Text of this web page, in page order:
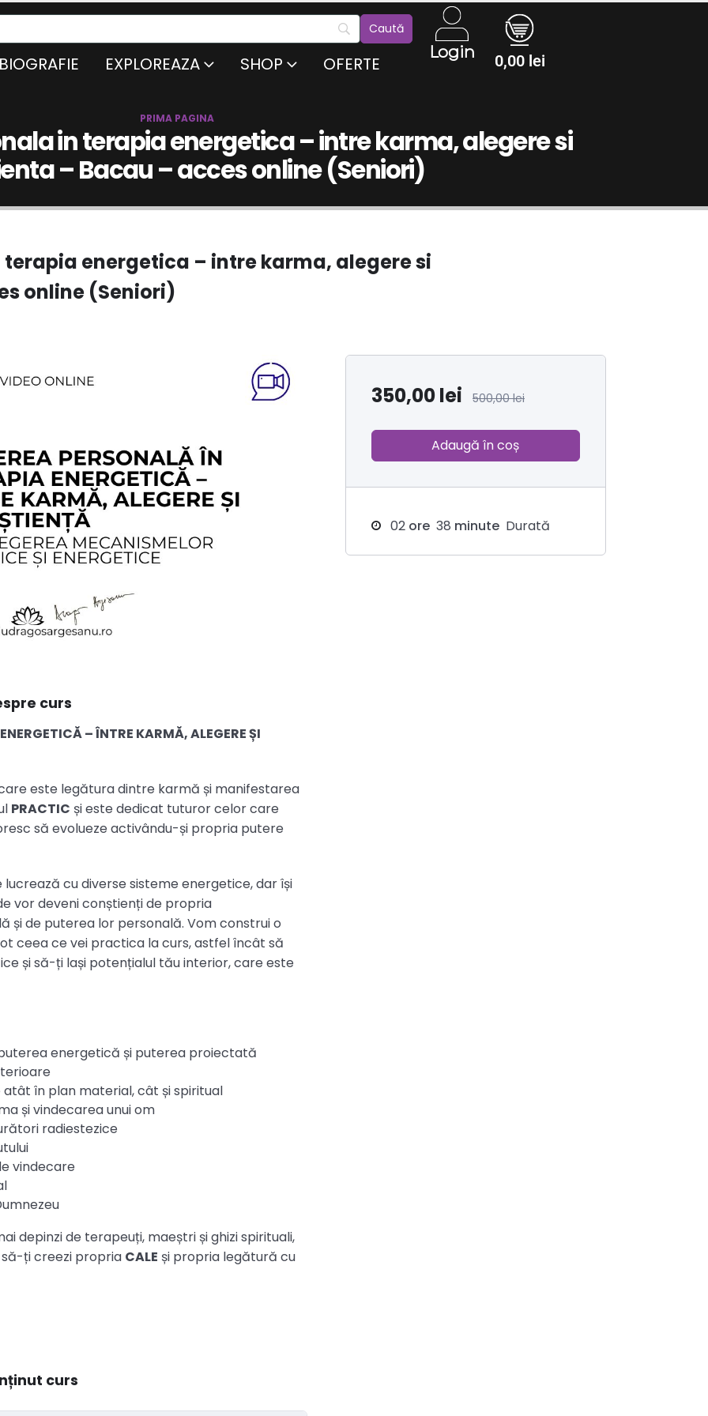
EXPLOREAZA SHOP OFERTE
Login 0,00 lei
PRIMA PAGINA
in terapia energetica – intre karma, alegere si
– Bacau – acces online (Seniori)
energetica – intre karma, alegere si
online (Seniori)
curs
– ÎNTRE KARMĂ, ALEGERE ȘI
este legătura dintre karmă și manifestarea
PRACTIC și este dedicat tuturor celor care
să evolueze activându-și propria putere
cu diverse sisteme energetice, dar își
vor deveni conștienți de propria
și de puterea lor personală. Vom construi o
ceea ce vei practica la curs, astfel încât să
și să-ți lași potențialul tău interior, care este
energetică și puterea proiectată
în plan material, cât și spiritual
și vindecarea unui om
radiestezice
vindecare
depinzi de terapeuți, maeștri și ghizi spirituali,
să-ți creezi propria CALE și propria legătură cu
curs
350,00lei 500,00lei
Adaugă în coș
02 ore 38 minute Durată